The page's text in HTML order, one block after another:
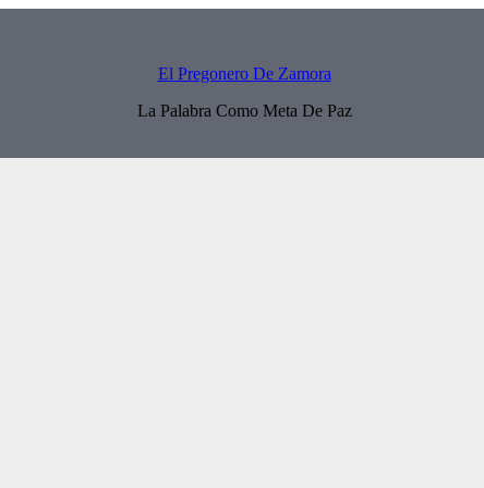
El Pregonero De Zamora
La Palabra Como Meta De Paz